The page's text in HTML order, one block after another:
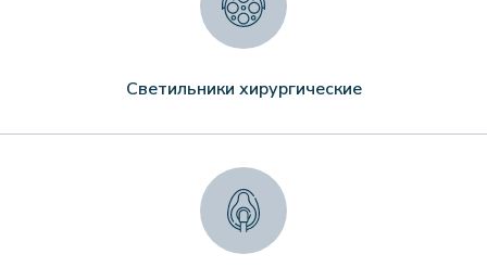
Светильники хирургические